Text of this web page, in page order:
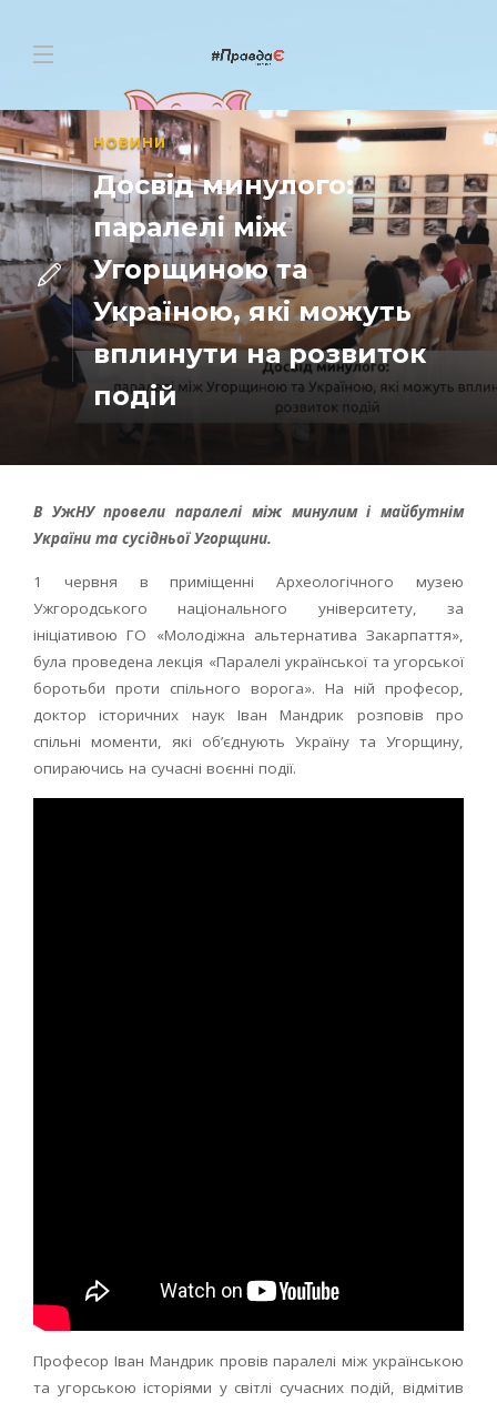
НОВИНИ
Досвід минулого:
паралелі між
Угорщиною та
Україною, які можуть
вплинути на розвиток
подій
В УжНУ провели паралелі між минулим і майбутнім
України та сусідньої Угорщини.
1 червня в приміщенні Археологічного музею
Ужгородського національного університету, за
ініціативою ГО «Молодіжна альтернатива Закарпаття»,
була проведена лекція «Паралелі української та угорської
боротьби проти спільного ворога». На ній професор,
доктор історичних наук Іван Мандрик розповів про
спільні моменти, які об’єднують Україну та Угорщину,
опираючись на сучасні воєнні події.
Професор Іван Мандрик провів паралелі між українською
та угорською історіями у світлі сучасних подій, відмітив